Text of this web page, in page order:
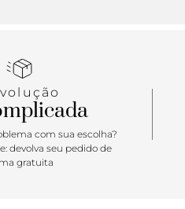
com sua escolha?
devolva seu pedido de
gratuita